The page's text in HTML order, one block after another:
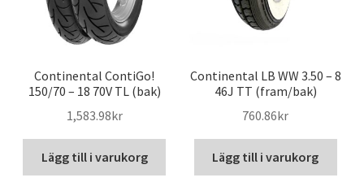
Continental ContiGo!
150/70 – 18 70V TL (bak)
1,583.98kr
Lägg till i varukorg
Continental LB WW 3.50 – 8
46J TT (fram/bak)
760.86kr
Lägg till i varukorg